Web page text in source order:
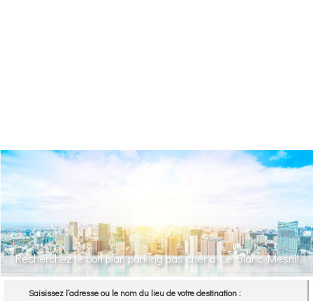
Recherchez le bon plan parking pas cher à Le Blanc Mesnil.
Saisissez l’adresse ou le nom du lieu de votre destination :